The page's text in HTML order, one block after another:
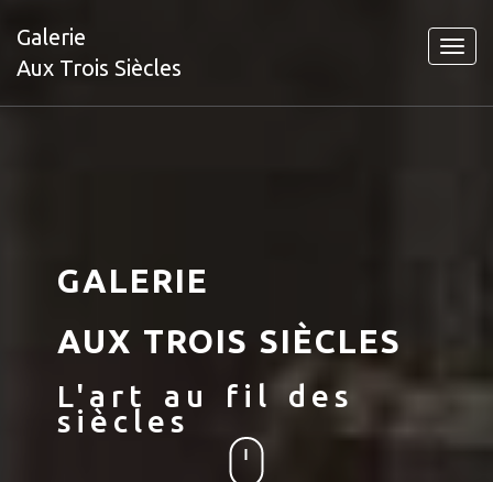
Galerie
Aux Trois Siècles
GALERIE
AUX TROIS SIÈCLES
L'art au fil des
siècles